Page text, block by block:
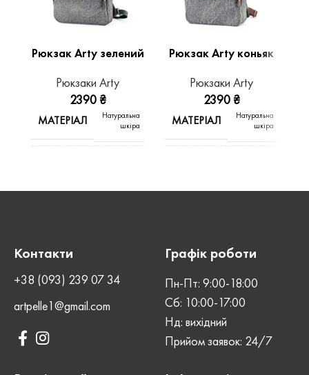
Рюкзак Arty зелений
Рюкзаки Arty
2390 ₴
МАТЕРІАЛ
Натуральна
шкіра
ШОВ
СТАТЬ
Рюкзак Arty коньяк
Рюкзаки Arty
2390 ₴
МАТЕРІАЛ
Натуральна
шкіра
ШОВ
СТАТЬ
ЗАСТІБКА
Контакти
+38 (093) 239 07 34
artpelle1@gmail.com
Графік роботи
Пн-Пт: 9:00-18:00
Сб: 10:00-17:00
Нд: вихідний
Прийом заявок: 24/7